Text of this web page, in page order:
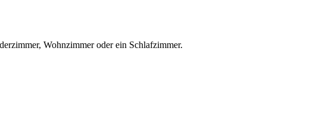
Wohnzimmer oder ein Schlafzimmer.